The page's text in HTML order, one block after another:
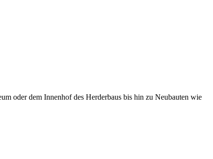
oder dem Innenhof des Herderbaus bis hin zu Neubauten wie